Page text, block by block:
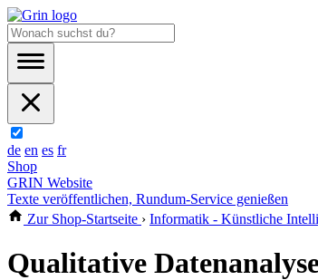
de en es fr
Shop
GRIN Website
Texte veröffentlichen, Rundum-Service genießen
Zur Shop-Startseite › Informatik - Künstliche
Qualitative